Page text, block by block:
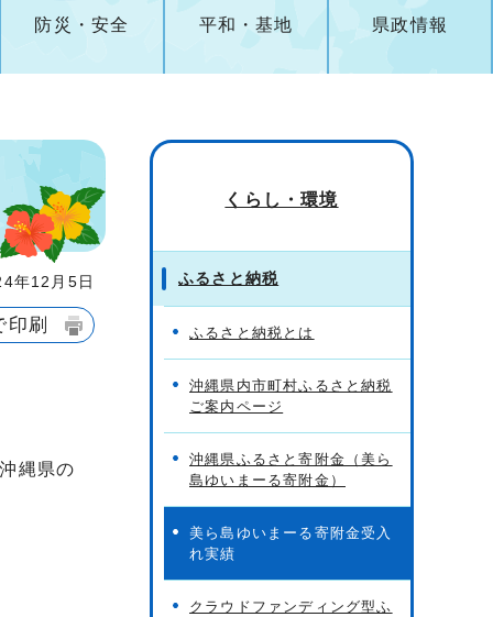
防災・安全 平和・基地 県政情報
年12月5日
印刷
縄県の
くらし・環境
ふるさと納税
ふるさと納税とは
沖縄県内市町村ふるさと納税
ご案内ページ
沖縄県ふるさと寄附金（美ら
島ゆいまーる寄附金）
美ら島ゆいまーる寄附金受入
れ実績
クラウドファンディング型ふ